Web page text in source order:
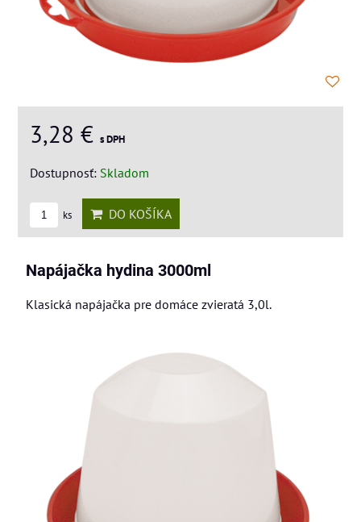
3,28 € s DPH
Dostupnosť: Skladom
ks DO KOŠÍKA
Napájačka hydina 3000ml
Klasická napájačka pre domáce zvieratá 3,0l.